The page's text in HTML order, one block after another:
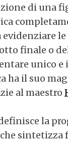
di una
evidenziare
finale o
unico
ha il suo
al maestro
la
sintetizza